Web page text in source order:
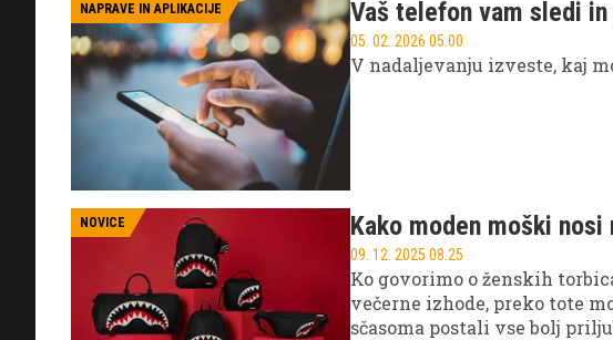
NAPRAVE IN APLIKACIJE Vaš telefon vam sledi
05. 02. 2026 05.00
V nadaljevanju izveste, kaj
NOVICE Kako moden moški
09. 12. 2025 08.25
Ko govorimo o ženskih
večerne izhode, preko tote
sčasoma postali vse bolj